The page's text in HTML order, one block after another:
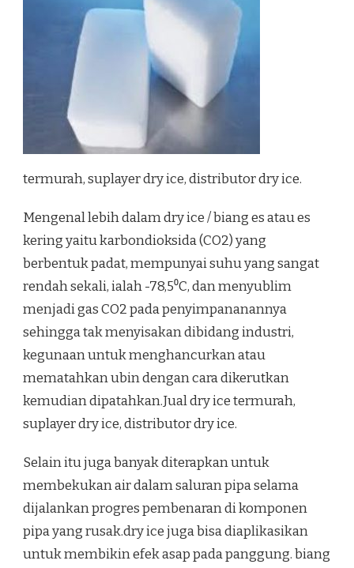
termurah, suplayer dry ice, distributor dry ice.
Mengenal lebih dalam dry ice / biang es atau es
kering yaitu karbondioksida (CO2) yang
berbentuk padat, mempunyai suhu yang sangat
rendah sekali, ialah -78,5⁰C, dan menyublim
menjadi gas CO2 pada penyimpananannya
sehingga tak menyisakan dibidang industri,
kegunaan untuk menghancurkan atau
mematahkan ubin dengan cara dikerutkan
kemudian dipatahkan.Jual dry ice termurah,
suplayer dry ice, distributor dry ice.
Selain itu juga banyak diterapkan untuk
membekukan air dalam saluran pipa selama
dijalankan progres pembenaran di komponen
pipa yang rusak.dry ice juga bisa diaplikasikan
untuk membikin efek asap pada panggung. biang